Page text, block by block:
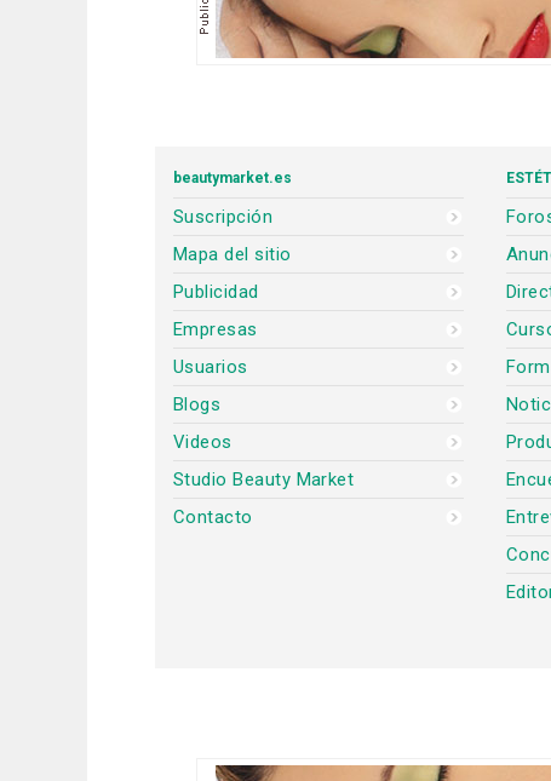
beautymarket.es
Suscripción
Mapa del sitio
Publicidad
Empresas
Usuarios
Blogs
Videos
Studio Beauty Market
Contacto